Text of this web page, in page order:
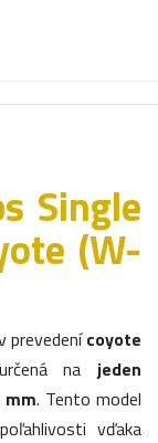
Single
(W-
prevedenícoyote
na jeden
. Tento model
vďaka